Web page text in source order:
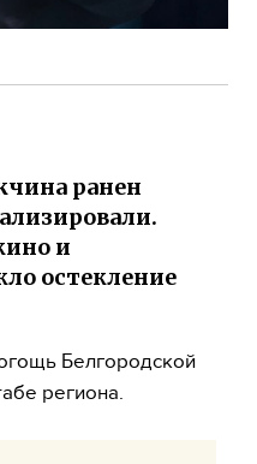
ранен
и
остекление
Белгородской
региона.